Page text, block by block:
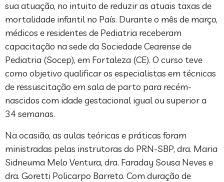
sua atuação, no intuito de reduzir as atuais taxas de
mortalidade infantil no País. Durante o mês de março,
médicos e residentes de Pediatria receberam
capacitação na sede da Sociedade Cearense de
Pediatria (Socep), em Fortaleza (CE). O curso teve
como objetivo qualificar os especialistas em técnicas
de ressuscitação em sala de parto para recém-
nascidos com idade gestacional igual ou superior a
34 semanas.
Na ocasião, as aulas teóricas e práticas foram
ministradas pelas instrutoras do PRN-SBP, dra. Maria
Sidneuma Melo Ventura, dra. Faraday Sousa Neves e
dra. Goretti Policarpo Barreto. Com duração de